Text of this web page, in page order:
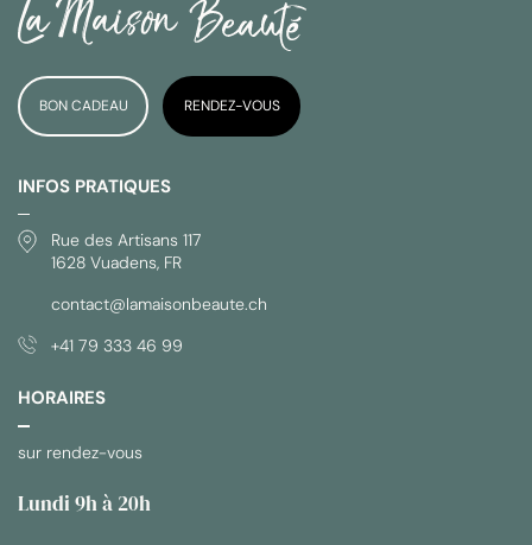
BON CADEAU RENDEZ-VOUS
INFOS PRATIQUES
Rue des Artisans 117
1628 Vuadens, FR
contact@lamaisonbeaute.ch
+41 79 333 46 99
HORAIRES
sur rendez-vous
Lundi 9h à 20h